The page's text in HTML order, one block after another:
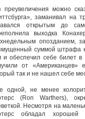
преувеличения можно
заманивал на
открытым до
выходка
опозданием,
суммой штрафа
и обеспечил себе билет
от «Американцев»
так и не нашел себе
одной, не менее
(Ron Warthers),
Несмотря на
обладал хорошей